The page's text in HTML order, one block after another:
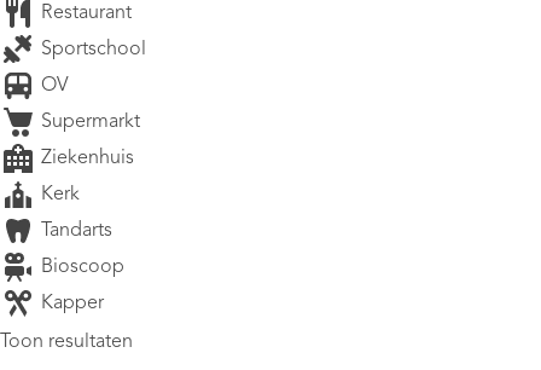
Restaurant
Sportschool
OV
Supermarkt
Ziekenhuis
Kerk
Tandarts
Bioscoop
Kapper
Toon resultaten